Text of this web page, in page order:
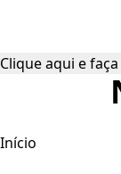
Clique aqui e
Início